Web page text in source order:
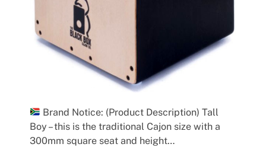
Brand Notice: (Product Description) Tall
Boy – this is the traditional Cajon size with a
300mm square seat and height…